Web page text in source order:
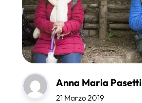
Anna Maria Pasetti
21 Marzo 2019